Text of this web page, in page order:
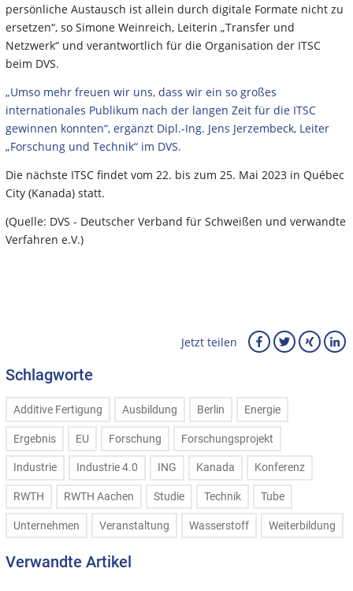
persönliche Austausch ist allein durch digitale Formate nicht zu
ersetzen“, so Simone Weinreich, Leiterin „Transfer und
Netzwerk“ und verantwortlich für die Organisation der ITSC
beim DVS.
„Umso mehr freuen wir uns, dass wir ein so großes
internationales Publikum nach der langen Zeit für die ITSC
gewinnen konnten“, ergänzt Dipl.-Ing. Jens Jerzembeck, Leiter
„Forschung und Technik“ im DVS.
Die nächste ITSC findet vom 22. bis zum 25. Mai 2023 in Québec
City (Kanada) statt.
(Quelle: DVS - Deutscher Verband für Schweißen und verwandte
Verfahren e.V.)
Jetzt teilen
Schlagworte
Additive Fertigung Ausbildung Berlin Energie
Ergebnis EU Forschung Forschungsprojekt
Industrie Industrie 4.0 ING Kanada Konferenz
RWTH RWTH Aachen Studie Technik Tube
Unternehmen Veranstaltung Wasserstoff Weiterbildung
Verwandte Artikel